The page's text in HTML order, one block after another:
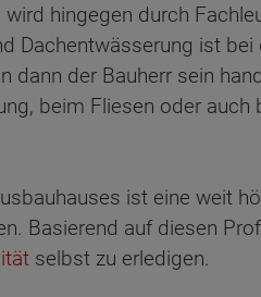
wird hingegen durch
Dachentwässerung ist
dann der Bauherr sein
beim Fliesen oder
ist eine weit
Basierend auf diesen
selbst zu erledigen.
Wonach möchten